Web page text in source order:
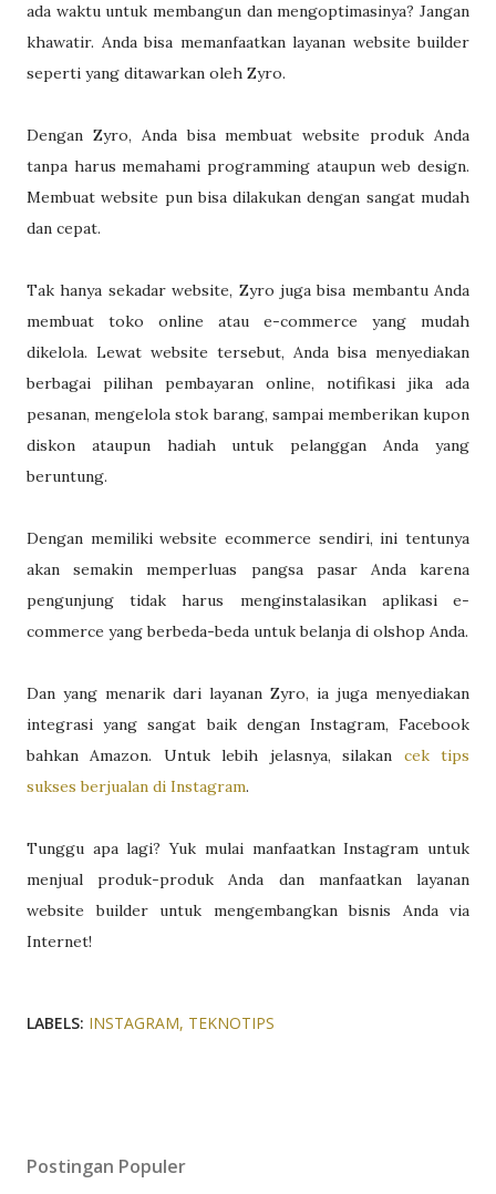
ada waktu untuk membangun dan mengoptimasinya? Jangan
khawatir. Anda bisa memanfaatkan layanan website builder
seperti yang ditawarkan oleh Zyro.
Dengan Zyro, Anda bisa membuat website produk Anda
tanpa harus memahami programming ataupun web design.
Membuat website pun bisa dilakukan dengan sangat mudah
dan cepat.
Tak hanya sekadar website, Zyro juga bisa membantu Anda
membuat toko online atau e-commerce yang mudah
dikelola. Lewat website tersebut, Anda bisa menyediakan
berbagai pilihan pembayaran online, notifikasi jika ada
pesanan, mengelola stok barang, sampai memberikan kupon
diskon ataupun hadiah untuk pelanggan Anda yang
beruntung.
Dengan memiliki website ecommerce sendiri, ini tentunya
akan semakin memperluas pangsa pasar Anda karena
pengunjung tidak harus menginstalasikan aplikasi e-
commerce yang berbeda-beda untuk belanja di olshop Anda.
Dan yang menarik dari layanan Zyro, ia juga menyediakan
integrasi yang sangat baik dengan Instagram, Facebook
bahkan Amazon. Untuk lebih jelasnya, silakan cek tips
sukses berjualan di Instagram.
Tunggu apa lagi? Yuk mulai manfaatkan Instagram untuk
menjual produk-produk Anda dan manfaatkan layanan
website builder untuk mengembangkan bisnis Anda via
Internet!
LABELS: INSTAGRAM TEKNOTIPS
Postingan Populer